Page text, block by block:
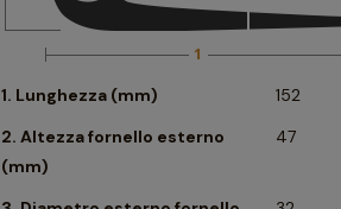
1. Lunghezza (mm)
152
2. Altezza fornello esterno
(mm)
47